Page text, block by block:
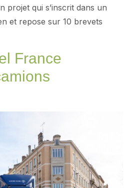
projet qui s’inscrit dans un
et repose sur 10 brevets
France